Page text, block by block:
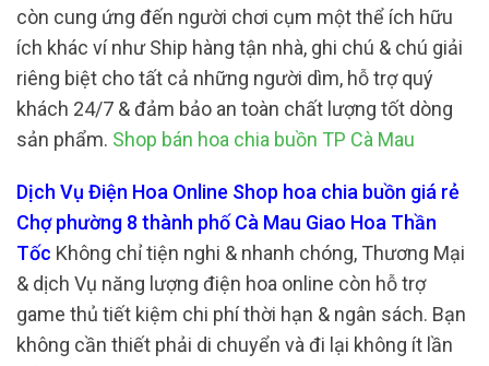
còn cung ứng đến người chơi cụm một thể ích hữu
ích khác ví như Ship hàng tận nhà, ghi chú & chú giải
riêng biệt cho tất cả những người dìm, hỗ trợ quý
khách 24/7 & đảm bảo an toàn chất lượng tốt dòng
sản phẩm. Shop bán hoa chia buồn TP Cà Mau
Dịch Vụ Điện Hoa Online Shop hoa chia buồn giá rẻ
Chợ phường 8 thành phố Cà Mau Giao Hoa Thần
Tốc Không chỉ tiện nghi & nhanh chóng, Thương Mại
& dịch Vụ năng lượng điện hoa online còn hỗ trợ
game thủ tiết kiệm chi phí thời hạn & ngân sách. Bạn
không cần thiết phải di chuyển và đi lại không ít lần